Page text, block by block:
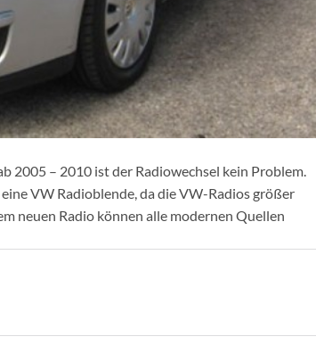
2005 – 2010 ist der Radiowechsel kein Problem.
VW Radioblende, da die VW-Radios größer
neuen Radio können alle modernen Quellen